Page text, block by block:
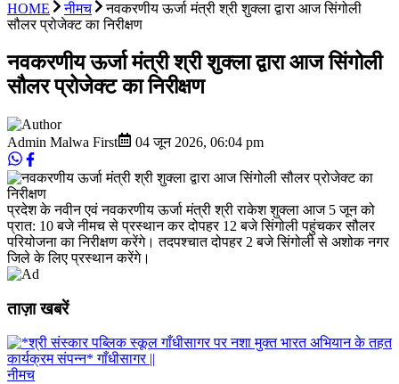
HOME
नीमच
नवकरणीय ऊर्जा मंत्री श्री शुक्‍ला द्वारा आज सिंगोली
सौलर प्रोजेक्‍ट का निरीक्षण
नवकरणीय ऊर्जा मंत्री श्री शुक्‍ला द्वारा आज सिंगोली
सौलर प्रोजेक्‍ट का निरीक्षण
Admin Malwa First 04 जून 2026, 06:04 pm
प्रदेश के नवीन एवं नवकरणीय ऊर्जा मंत्री श्री राकेश शुक्‍ला आज 5 जून को
प्रात: 10 बजे नीमच से प्रस्‍थान कर दोपहर 12 बजे सिंगोली पहुंचकर सौलर
परियोजना का निरीक्षण करेंगे। तदपश्‍चात दोपहर 2 बजे सिंगोली से अशोक नगर
जिले के लिए प्रस्‍थान करेंगे।
ताज़ा खबरें
नीमच